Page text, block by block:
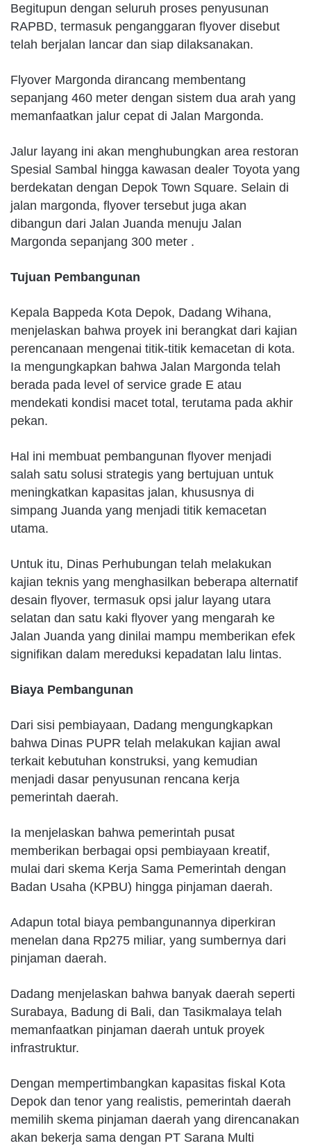
Begitupun dengan seluruh proses penyusunan
RAPBD, termasuk penganggaran flyover disebut
telah berjalan lancar dan siap dilaksanakan.
Flyover Margonda dirancang membentang
sepanjang 460 meter dengan sistem dua arah yang
memanfaatkan jalur cepat di Jalan Margonda.
Jalur layang ini akan menghubungkan area restoran
Spesial Sambal hingga kawasan dealer Toyota yang
berdekatan dengan Depok Town Square. Selain di
jalan margonda, flyover tersebut juga akan
dibangun dari Jalan Juanda menuju Jalan
Margonda sepanjang 300 meter .
Tujuan Pembangunan
Kepala Bappeda Kota Depok, Dadang Wihana,
menjelaskan bahwa proyek ini berangkat dari kajian
perencanaan mengenai titik-titik kemacetan di kota.
Ia mengungkapkan bahwa Jalan Margonda telah
berada pada level of service grade E atau
mendekati kondisi macet total, terutama pada akhir
pekan.
Hal ini membuat pembangunan flyover menjadi
salah satu solusi strategis yang bertujuan untuk
meningkatkan kapasitas jalan, khususnya di
simpang Juanda yang menjadi titik kemacetan
utama.
Untuk itu, Dinas Perhubungan telah melakukan
kajian teknis yang menghasilkan beberapa alternatif
desain flyover, termasuk opsi jalur layang utara
selatan dan satu kaki flyover yang mengarah ke
Jalan Juanda yang dinilai mampu memberikan efek
signifikan dalam mereduksi kepadatan lalu lintas.
Biaya Pembangunan
Dari sisi pembiayaan, Dadang mengungkapkan
bahwa Dinas PUPR telah melakukan kajian awal
terkait kebutuhan konstruksi, yang kemudian
menjadi dasar penyusunan rencana kerja
pemerintah daerah.
Ia menjelaskan bahwa pemerintah pusat
memberikan berbagai opsi pembiayaan kreatif,
mulai dari skema Kerja Sama Pemerintah dengan
Badan Usaha (KPBU) hingga pinjaman daerah.
Adapun total biaya pembangunannya diperkiran
menelan dana Rp275 miliar, yang sumbernya dari
pinjaman daerah.
Dadang menjelaskan bahwa banyak daerah seperti
Surabaya, Badung di Bali, dan Tasikmalaya telah
memanfaatkan pinjaman daerah untuk proyek
infrastruktur.
Dengan mempertimbangkan kapasitas fiskal Kota
Depok dan tenor yang realistis, pemerintah daerah
memilih skema pinjaman daerah yang direncanakan
akan bekerja sama dengan PT Sarana Multi